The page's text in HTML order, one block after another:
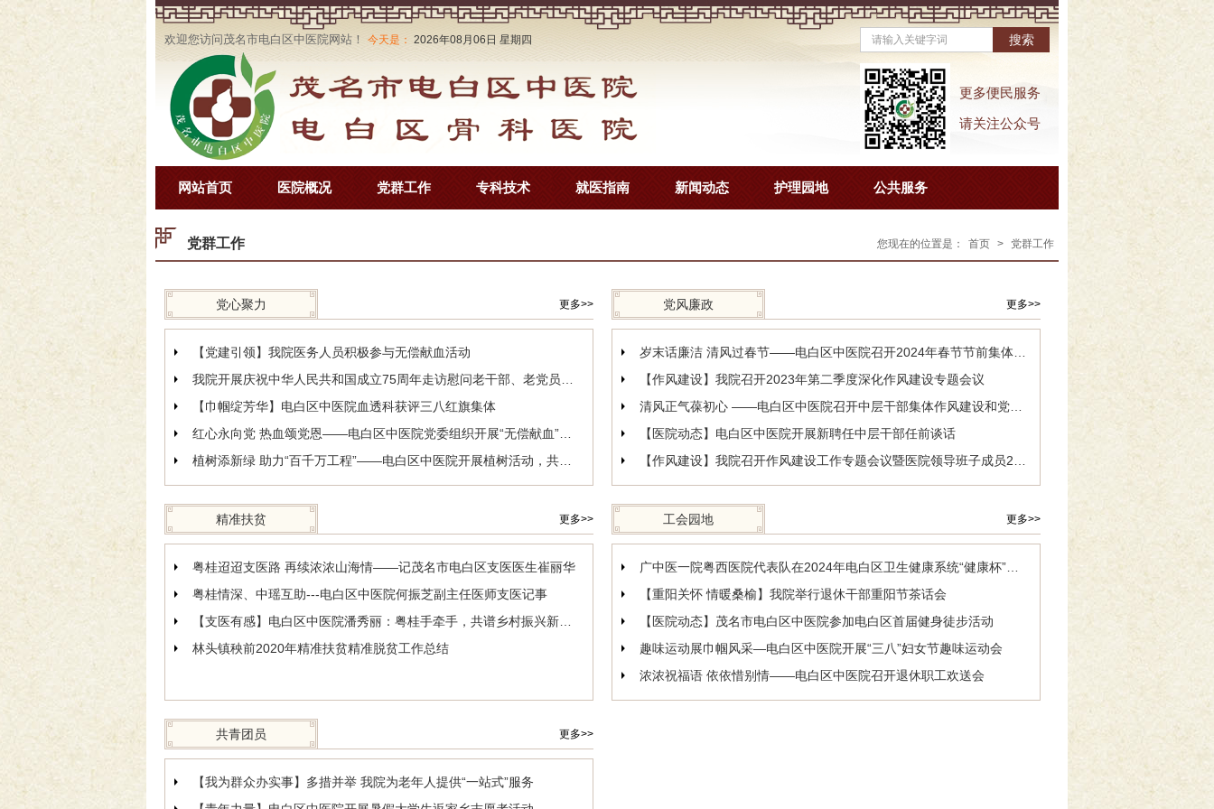
欢迎您访问茂名市电白区中医院网站！ 今天是： 2026年08月06日 星期四
更多便民服务
请关注公众号
网站首页 医院概况 党群工作 专科技术 就医指南 新闻动态 护理园地 公共服务
您现在的位置是： 首页 > 党群工作
党群工作
更多>>
党心聚力
【党建引领】我院医务人员积极参与无偿献血活动
【巾帼绽芳华】电白区中医院血透科获评三八红旗集体
更多>>
党风廉政
【作风建设】我院召开2023年第二季度深化作风建设专题会议
【医院动态】电白区中医院开展新聘任中层干部任前谈话
更多>>
精准扶贫
粤桂迢迢支医路 再续浓浓山海情——记茂名市电白区支医医生崔丽华
粤桂情深、中瑶互助---电白区中医院何振芝副主任医师支医记事
林头镇秧前2020年精准扶贫精准脱贫工作总结
更多>>
工会园地
【重阳关怀 情暖桑榆】我院举行退休干部重阳节茶话会
【医院动态】茂名市电白区中医院参加电白区首届健身徒步活动
趣味运动展巾帼风采—电白区中医院开展“三八”妇女节趣味运动会
浓浓祝福语 依依惜别情——电白区中医院召开退休职工欢送会
更多>>
共青团员
【我为群众办实事】多措并举 我院为老年人提供“一站式”服务